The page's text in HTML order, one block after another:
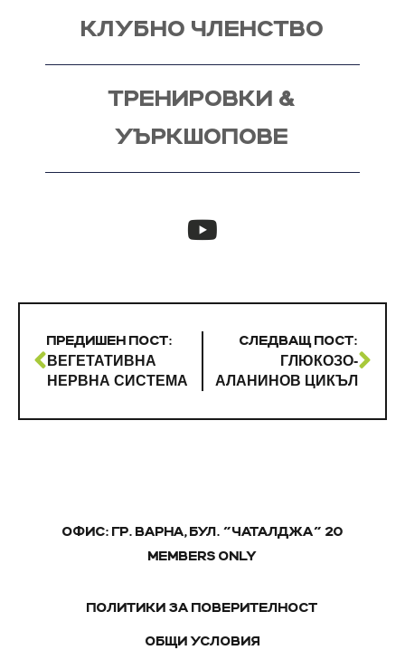
КЛУБНО ЧЛЕНСТВО
ТРЕНИРОВКИ &
УЪРКШОПОВЕ
ПРЕДИШЕН ПОСТ:
ВЕГЕТАТИВНА
НЕРВНА СИСТЕМА
СЛЕДВАЩ ПОСТ:
ГЛЮКОЗО-
АЛАНИНОВ ЦИКЪЛ
ОФИС: ГР. ВАРНА, БУЛ. "ЧАТАЛДЖА" 20
MEMBERS ONLY
ПОЛИТИКИ ЗА ПОВЕРИТЕЛНОСТ
ОБЩИ УСЛОВИЯ